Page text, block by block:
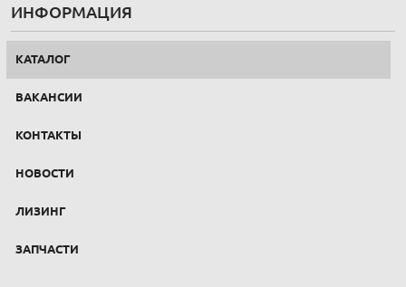
ИНФОРМАЦИЯ
КАТАЛОГ
ВАКАНСИИ
КОНТАКТЫ
НОВОСТИ
ЛИЗИНГ
ЗАПЧАСТИ